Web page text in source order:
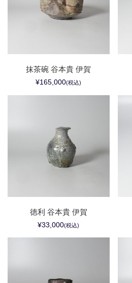
抹茶碗 谷本貴 伊賀
¥165,000(税込)
徳利 谷本貴 伊賀
¥33,000(税込)